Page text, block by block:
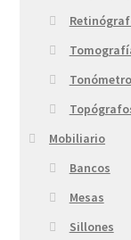
Mobiliario
Bancos
Mesas
Sillones